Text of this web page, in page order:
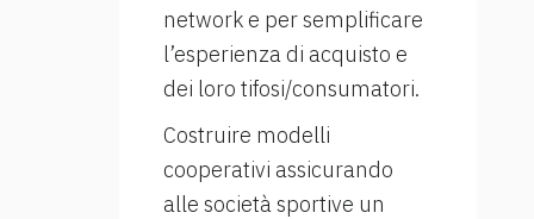
network e per semplificare
l’esperienza di acquisto e
dei loro tifosi/consumatori.
Costruire modelli
cooperativi assicurando
alle società sportive un